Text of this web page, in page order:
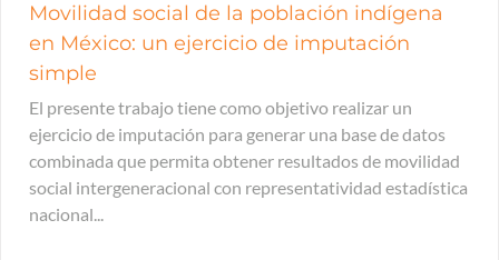
Movilidad social de la población indígena
en México: un ejercicio de imputación
simple
El presente trabajo tiene como objetivo realizar un
ejercicio de imputación para generar una base de datos
combinada que permita obtener resultados de movilidad
social intergeneracional con representatividad estadística
nacional...